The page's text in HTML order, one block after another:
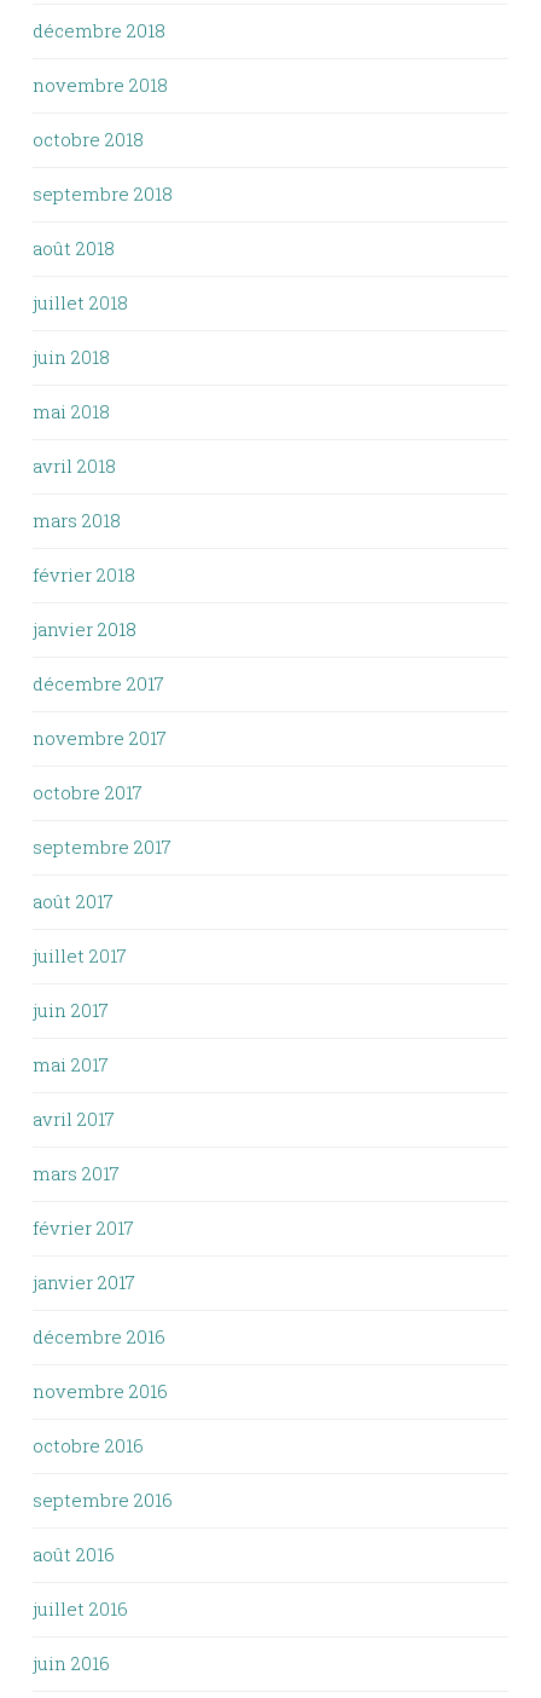
décembre 2018
novembre 2018
octobre 2018
septembre 2018
août 2018
juillet 2018
juin 2018
mai 2018
avril 2018
mars 2018
février 2018
janvier 2018
décembre 2017
novembre 2017
octobre 2017
septembre 2017
août 2017
juillet 2017
juin 2017
mai 2017
avril 2017
mars 2017
février 2017
janvier 2017
décembre 2016
novembre 2016
octobre 2016
septembre 2016
août 2016
juillet 2016
juin 2016